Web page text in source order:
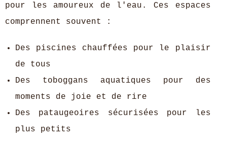
pour les amoureux de l'eau. Ces espaces
comprennent souvent :
Des piscines chauffées pour le plaisir
de tous
Des toboggans aquatiques pour des
moments de joie et de rire
Des pataugeoires sécurisées pour les
plus petits